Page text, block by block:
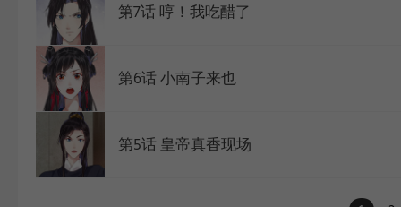
第7话 哼！我吃醋了
第6话 小南子来也
第5话 皇帝真香现场